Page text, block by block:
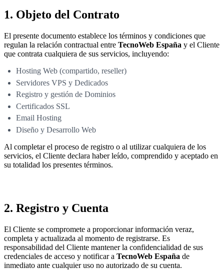
1. Objeto del Contrato
El presente documento establece los términos y condiciones que
regulan la relación contractual entre TecnoWeb España y el Cliente
que contrata cualquiera de sus servicios, incluyendo:
Hosting Web (compartido, reseller)
Servidores VPS y Dedicados
Registro y gestión de Dominios
Certificados SSL
Email Hosting
Diseño y Desarrollo Web
Al completar el proceso de registro o al utilizar cualquiera de los
servicios, el Cliente declara haber leído, comprendido y aceptado en
su totalidad los presentes términos.
2. Registro y Cuenta
El Cliente se compromete a proporcionar información veraz,
completa y actualizada al momento de registrarse. Es
responsabilidad del Cliente mantener la confidencialidad de sus
credenciales de acceso y notificar a TecnoWeb España de
inmediato ante cualquier uso no autorizado de su cuenta.